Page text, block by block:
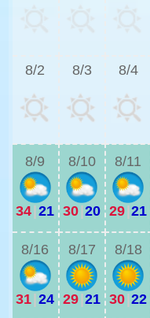
8/2 8/3 8/4
8/9
34|21
8/10
30|20
8/11
29|21
8/16
31|24
8/17
29|21
8/18
30|22